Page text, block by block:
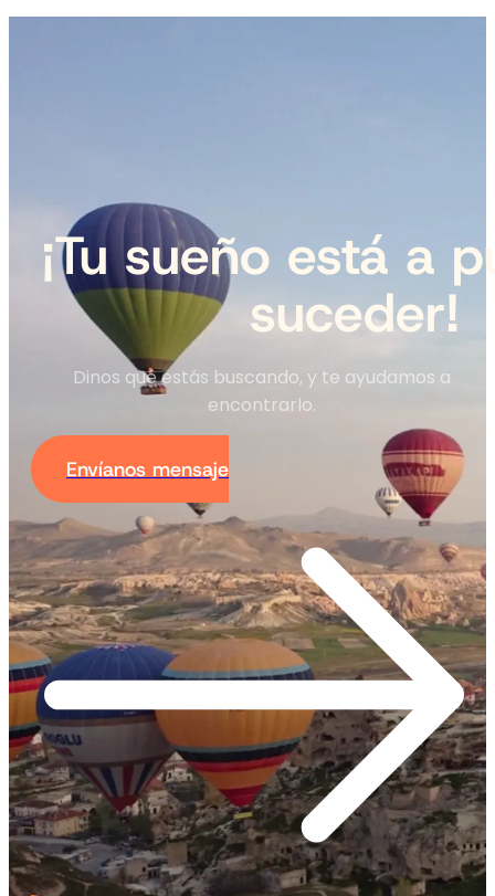
¡Tu sueño está a
suceder!
Dinos qué estás buscando, y te ayudamos a
encontrarlo.
Envíanos mensaje